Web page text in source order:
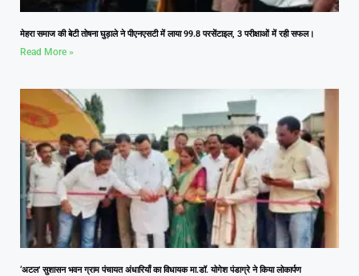
मेहरा समाज की बेटी तोषना घुड़ाले ने पीएनएसटी में लाया 99.8 परसेंटाइल, 3 परीक्षाओं में रही सफल।
Read More »
‘अटल’ सुशासन भवन ग्राम पंचायत अंधारियाँ का विधायक मा.डॉ. योगेश पंडाग्रे ने किया लोकार्पण